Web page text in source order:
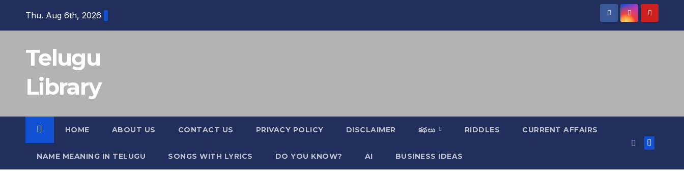
Thu. Aug 6th, 2026
Telugu
Library
HOME ABOUT US CONTACT US PRIVACY POLICY DISCLAIMER కథలు RIDDLES CURRENT AFFAIRS
NAME MEANING IN TELUGU SONGS WITH LYRICS DO YOU KNOW? AI BUSINESS IDEAS